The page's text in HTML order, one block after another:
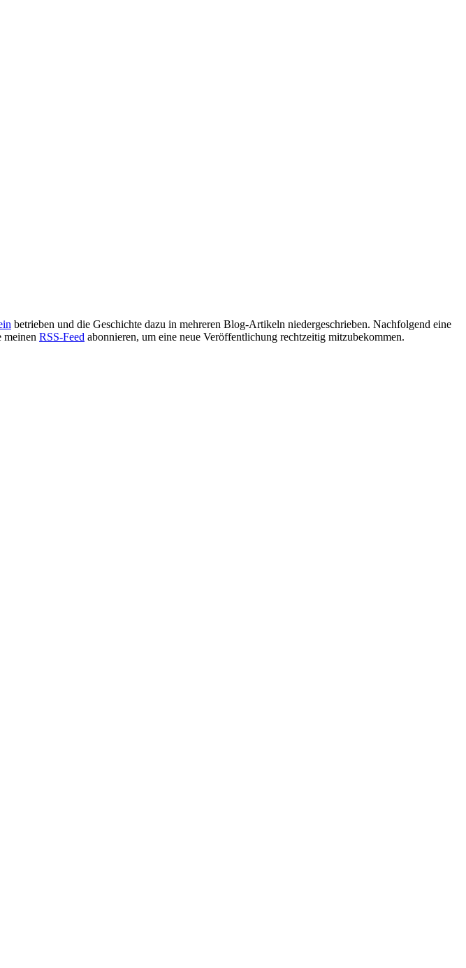
betrieben und die Geschichte dazu in mehreren Blog-Artikeln niedergeschrieben. Nachfolgend eine
RSS-Feed abonnieren, um eine neue Veröffentlichung rechtzeitig mitzubekommen.